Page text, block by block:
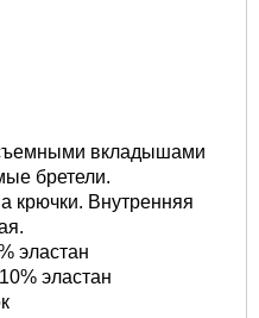
вкладышами
бретели.
крючки. Внутренняя
эластан
эластан